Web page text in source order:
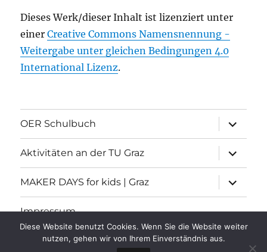
Dieses Werk/dieser Inhalt ist lizenziert unter
einerCreative Commons Namensnennung -
Weitergabe unter gleichen Bedingungen 4.0
International Lizenz.
OER Schulbuch
öffnen
Aktivitäten an der TU Graz
öffnen
MAKER DAYS for kids | Graz
öffnen
Impressum
Informatische Grundbildung Stolz präsentiert von
Diese Website benutzt Cookies. Wenn Sie die Website weiter
nutzen, gehen wir von Ihrem Einverständnis aus.